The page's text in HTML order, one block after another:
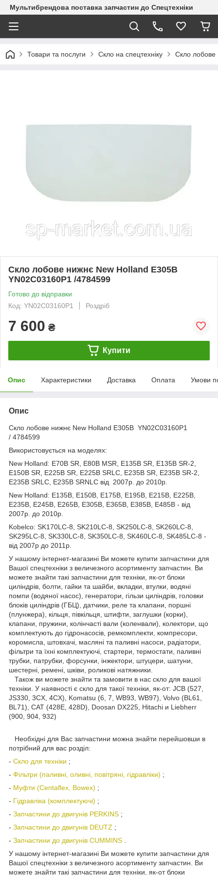
Мультибрендова поставка запчастин до Спецтехніки
Товари та послуги Скло на спецтехніку Скло лобове
Скло лобове нижнє New Holland E305B
YN02C03160P1 /4784599
Готово до відправки
Код: YN02C03160P1
Роздріб
7 600 ₴
Купити
Опис Характеристики Доставка Оплата Умови
Опис
Скло лобове нижнє New Holland E305B YN02C03160P1
/ 4784599
Використовується на моделях:
New Holland: E70B SR, E80B MSR, E135B SR, E135B SR-2,
E150B SR, E225B SR, E225B SRLC, E235B SR, E235B SR-2,
E235B SRLC, E235B SRNLC від 2007р. до 2010р.
New Holland: E135B, E150B, E175B, E195B, E215B, E225B,
E235B, E245B, E265B, E305B, E365B, E385B, E485B - від
2007р. до 2010р.
Kobelco: SK170LC-8, SK210LC-8, SK250LC-8, SK260LC-8,
SK295LC-8, SK330LC-8, SK350LC-8, SK460LC-8, SK485LC-8 -
від 2007р до 2011р.
У нашому інтернет-магазині Ви можете купити запчастини для
Вашої спецтехніки з величезного асортименту запчастин. Ви
можете знайти такі запчастини для техніки, як-от блоки
циліндрів, болти, гайки та шайби, вкладки, втулки, водяні
помпи (водяної насос), генератори, гільзи циліндрів, головки
блоків циліндрів (ГБЦ), датчики, реле та клапани, поршні
(плунжера), кільця, півкільця, штифти, заглушки (корки),
клапани, пружини, колінчасті вали (коленвали), колектори, що
комплектують до гідронасосів, ремкомплекти, компресори,
коромисла, штовхачі, масляні та паливні насоси, радіатори,
фільтри та їхні комплектуючі, стартери, термостати, паливні
трубки, патрубки, форсунки, інжектори, штуцери, шатуни,
шестерні, ремені, шківи, роликові натяжники.
Також ви можете знайти та замовити в нас скло для вашої
техніки. У наявності є скло для такої техніки, як-от: JCB (527,
JS330, 3CX, 4CX), Komatsu (6, 7, WB93, WB97), Volvo (BL61,
BL71), CAT (428E, 428D), Doosan DX225, Hitachi и Liebherr
(900, 904, 932)
Необхідні для Вас запчастини можна знайти перейшовши в
потрібний для вас розділ:
- Скло для техніки ;
- Фільтри (паливні, оливні, повітряні, гідравліки) ;
- Муфти (Centaflex, Bowex) ;
- Гідравліка (комплектуючі) ;
- Запчастини до двигунів PERKINS ;
- Запчастини до двигунів DEUTZ ;
- Запчастини до двигунів CUMMINS
У нашому інтернет-магазині Ви можете купити запчастини для
Вашої спецтехніки з величезного асортименту запчастин. Ви
можете знайти такі запчастини для техніки, як-от блоки